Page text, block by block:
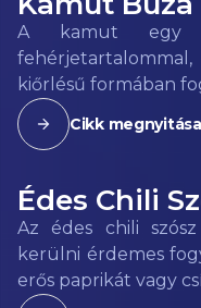
A kamut egy
kiőrlésű formában
Cikk
Édes Chili
Az édes chili
kerülni érdemes
erős paprikát vagy